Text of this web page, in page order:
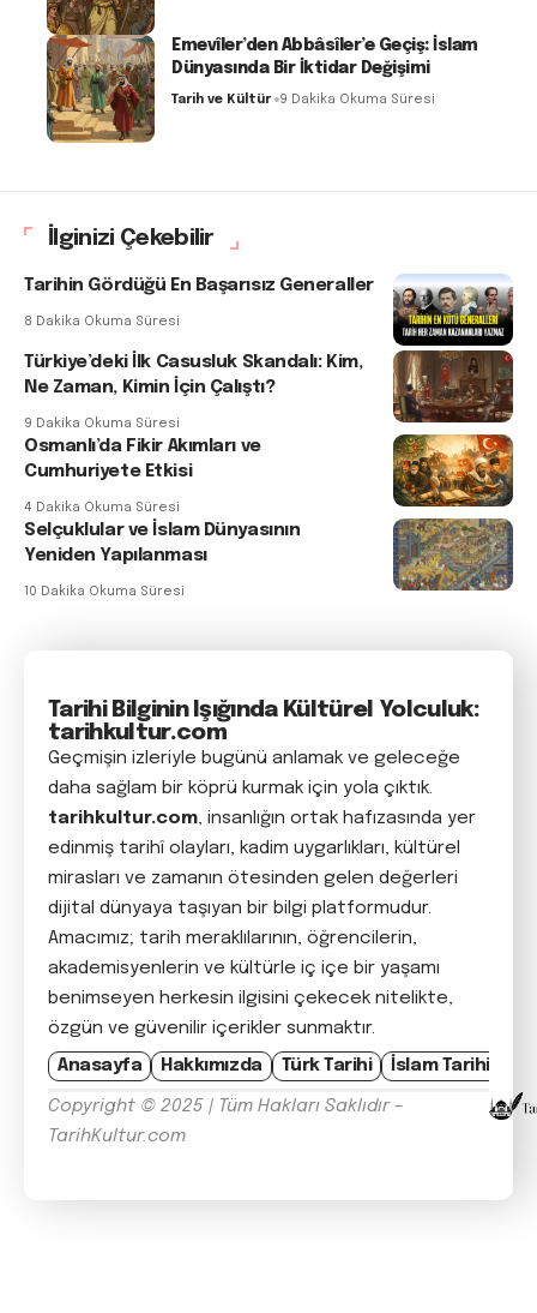
Emevîler’den Abbâsîler’e Geçiş: İslam
Dünyasında Bir İktidar Değişimi
Tarih ve Kültür 9 Dakika Okuma Süresi
İlginizi Çekebilir
Tarihin Gördüğü En Başarısız Generaller
8 Dakika Okuma Süresi
Türkiye’deki İlk Casusluk Skandalı: Kim,
Ne Zaman, Kimin İçin Çalıştı?
9 Dakika Okuma Süresi
Osmanlı’da Fikir Akımları ve
Cumhuriyete Etkisi
4 Dakika Okuma Süresi
Selçuklular ve İslam Dünyasının
Yeniden Yapılanması
10 Dakika Okuma Süresi
Tarihi Bilginin Işığında Kültürel Yolculuk:
tarihkultur.com
Geçmişin izleriyle bugünü anlamak ve geleceğe
daha sağlam bir köprü kurmak için yola çıktık.
tarihkultur.com, insanlığın ortak hafızasında yer
edinmiş tarihî olayları, kadim uygarlıkları, kültürel
mirasları ve zamanın ötesinden gelen değerleri
dijital dünyaya taşıyan bir bilgi platformudur.
Amacımız; tarih meraklılarının, öğrencilerin,
akademisyenlerin ve kültürle iç içe bir yaşamı
benimseyen herkesin ilgisini çekecek nitelikte,
özgün ve güvenilir içerikler sunmaktır.
Anasayfa
Hakkımızda Türk Tarihi İslam Tarihi
Copyright © 2025 | Tüm Hakları Saklıdır –
TarihKultur.com